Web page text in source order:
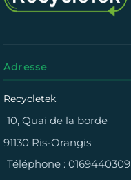
Adresse
Recycletek
10, Quai de la borde
91130 Ris-Orangis
Téléphone : 0169440309